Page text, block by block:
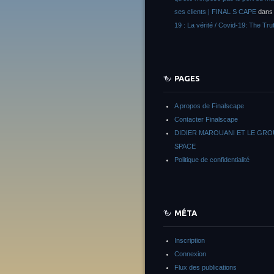
ses clients | FINAL S CAPE dans
19 : La vérité / Covid-19: The
PAGES
A propos de Finalscape
Contacter Finalscape
DIDIER MAROUANI ET LE
SPACE
Politique de confidentialité
MÉTA
Inscription
Connexion
Flux des publications